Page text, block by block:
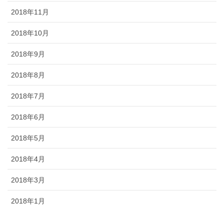
2018年11月
2018年10月
2018年9月
2018年8月
2018年7月
2018年6月
2018年5月
2018年4月
2018年3月
2018年1月